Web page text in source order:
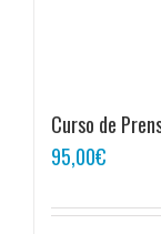
Curso de
95,00€